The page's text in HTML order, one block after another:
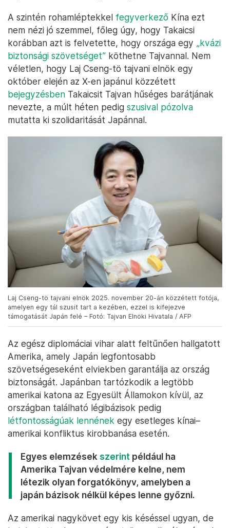
A szintén rohamléptekkel fegyverkező Kína ezt
nem nézi jó szemmel, főleg úgy, hogy Takaicsi
korábban azt is felvetette, hogy országa egy „kvázi
biztonsági szövetséget” köthetne Tajvannal. Nem
véletlen, hogy Laj Cseng-tö tajvani elnök egy
október elején az X-en japánul közzétett
bejegyzésben Takaicsit Tajvan hűséges barátjának
nevezte, a múlt héten pedig szusival pózolva
mutatta ki szolidaritását Japánnal.
Laj Cseng-tö tajvani elnök 2025. november 20-án közzétett fotója,
amelyen egy tál szusit tart a kezében, ezzel is kifejezve
támogatását Japán felé – Fotó: Tajvan Elnöki Hivatala / AFP
Az egész diplomáciai vihar alatt feltűnően hallgatott
Amerika, amely Japán legfontosabb
szövetségeseként elviekben garantálja az ország
biztonságát. Japánban tartózkodik a legtöbb
amerikai katona az Egyesült Államokon kívül, az
országban található légibázisok pedig
létfontosságúak lennének egy esetleges kínai–
amerikai konfliktus kirobbanása esetén.
Egyes elemzések szerint például ha
Amerika Tajvan védelmére kelne, nem
létezik olyan forgatókönyv, amelyben a
japán bázisok nélkül képes lenne győzni.
Az amerikai nagykövet egy kis késéssel ugyan, de